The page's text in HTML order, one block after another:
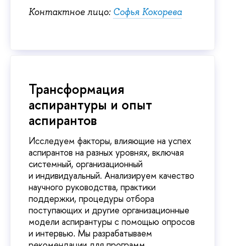
Контактное лицо: Софья Кокорева
Трансформация
аспирантуры и опыт
аспирантов
Исследуем факторы, влияющие на успех
аспирантов на разных уровнях, включая
системный, организационный
и индивидуальный. Анализируем качество
научного руководства, практики
поддержки, процедуры отбора
поступающих и другие организационные
модели аспирантуры с помощью опросов
и интервью. Мы разрабатываем